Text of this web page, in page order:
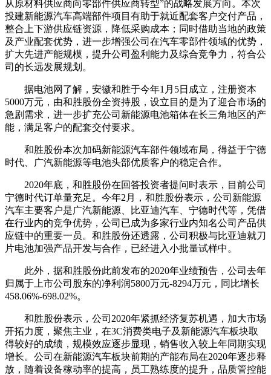
从原材料供应商向零部件供应商转型”的战略发展方向。本次
投建新能源汽车高端部件项目有助于就近配套客户交付产品，
整合上下游供应链资源，降低采购成本；同时借助当地的政策
及产业配套优势，进一步增强公司在汽车零部件领域的优势，
扩大先进产能规模，提升公司盈利能力及综合竞争力，符合公
司的长远发展规划。
据电池网了解，安徽和胜于今年1月5日成立，注册资本
5000万元，由和胜股份全资持股，设立目的是为了迎合市场的
急剧需求，进一步扩充公司新能源电池箱体在长三角地区的产
能，满足客户的配套交付要求。
和胜股份本次加码新能源汽车部件领域布局，得益于宁德
时代、广汽新能源等电池头部优质客户的稳定合作。
2020年底，和胜股份在回答投资者提问时表示，目前公司
宁德时代订单量充足。今年2月，和胜股份表示，公司新能源
汽车主要客户是广汽新能源、比亚迪汽车、宁德时代等，凭借
在行业内的竞争优势，公司已成为多家行业内知名公司产品供
应链中的重要一员。和胜股份还透露，公司积极与比亚迪就刀
片电池加强产品开发与合作，已经进入小批量试样中。
此外，据和胜股份此前发布的2020年业绩预告，公司去年
归属于上市公司股东的净利润5800万元-8294万元，同比增长
458.06%-698.02%。
和胜股份表示，公司2020年紧抓经济复苏机遇，加大市场
开拓力度，聚焦主业，在3C消费类电子及新能源汽车板块取
得较好的成绩，规模效应逐步显现，销售收入较上年同期实现
增长。公司在新能源汽车板块前期的产能布局在2020年逐步释
放，随着设备稼动率的提高，员工熟练度的提升，品质管控能